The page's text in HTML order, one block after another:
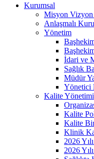
Kurumsal
Misyon
Anlaşmalı
Yönetim
İdari ve
Sağlık
Müdür
Yönetici
Kalite Yönetimi
Kalite
Kalite
Klinik
2026
2026